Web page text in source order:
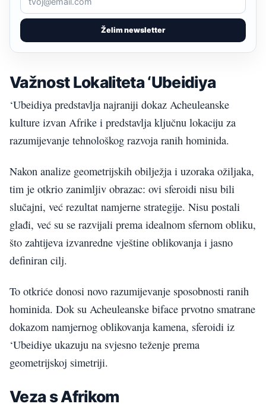
Želim newsletter
Važnost Lokaliteta ‘Ubeidiya
‘Ubeidiya predstavlja najraniji dokaz Acheuleanske
kulture izvan Afrike i predstavlja ključnu lokaciju za
razumijevanje tehnološkog razvoja ranih hominida.
Nakon analize geometrijskih obilježja i uzoraka ožiljaka,
tim je otkrio zanimljiv obrazac: ovi sferoidi nisu bili
slučajni, već rezultat namjerne strategije. Nisu postali
glađi, već su se razvijali prema idealnom sfernom obliku,
što zahtijeva izvanredne vještine oblikovanja i jasno
definiran cilj.
To otkriće donosi novo razumijevanje sposobnosti ranih
hominida. Dok su Acheuleanske biface prvotno smatrane
dokazom namjernog oblikovanja kamena, sferoidi iz
‘Ubeidiye ukazuju na svjesno teženje prema
geometrijskoj simetriji.
Veza s Afrikom